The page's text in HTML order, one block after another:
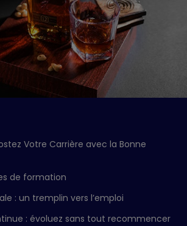
Votre Carrière avec la Bonne
de formation
: un tremplin vers l’emploi
: évoluez sans tout recommencer